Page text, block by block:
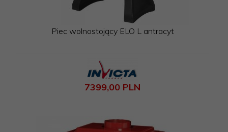
Piec wolnostojący ELO L antracyt
7399,00 PLN